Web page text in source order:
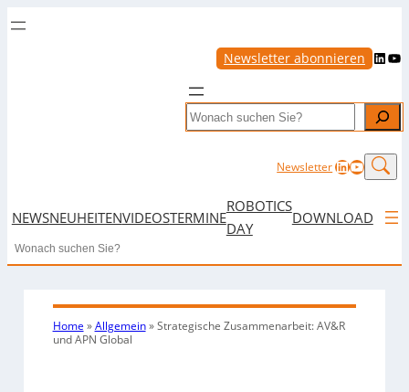
Newsletter abonnieren LinkedIn YouTube
Search
NewsletterLinkedIn
NEWSNEUHEITENVIDEOSTERMINE
ROBOTICS
DAY
DOWNLOAD
Search
Home »Allgemein»Strategische Zusammenarbeit: AV&R
und APN Global